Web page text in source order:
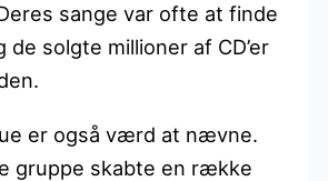
sange var ofte at finde
de solgte millioner af CD’er
er også værd at nævne.
gruppe skabte en række